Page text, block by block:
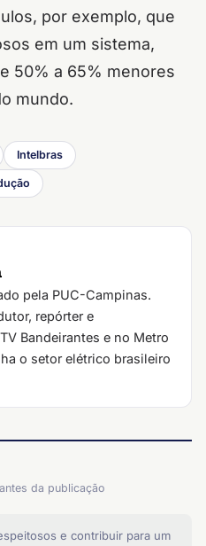
por exemplo, que
em um sistema,
50% a 65% menores
mundo.
Intelbras
pela PUC-Campinas.
repórter e
Bandeirantes e no Metro
o setor elétrico brasileiro
da publicação
e contribuir para um